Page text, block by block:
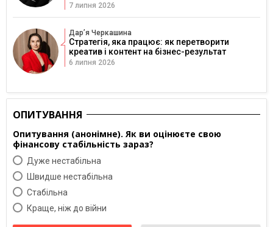
7 липня 2026
Дарʼя Черкашина
Стратегія, яка працює: як перетворити
креатив і контент на бізнес-результат
6 липня 2026
ОПИТУВАННЯ
Опитування (анонімне). Як ви оцінюєте свою
фінансову стабільність зараз?
Дуже нестабільна
Швидше нестабільна
Cтабільна
Краще, ніж до війни